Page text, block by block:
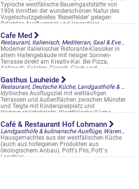
Typische westfälische Bauerngaststätte von
1906 inmitten der wunderschönen Natur des
Vogelschutzgebietes 'Rieselfelder' gelegen.
Beliebtes Ausflugsziel und legendärer ...
Coermühle 100
Cafe Med
Restaurant, Italienisch, Mediterran, Saal & Eventlocation, Biergarten, Straßencafés & Boulevardterrassen
Moderner italienischer Ristorante-Klassiker in
altem Hafengebäude mit riesiger Sonnen-
Terrasse direkt am Kreativ-Kai. Bei Pizza,
Antipasti, Salaten, Fleisch, Fisch und ...
Gasthus Lauheide
Restaurant, Deutsche Küche, Landgasthöfe & kulinarische Ausflüge, Telgte, Saal & Eventlocation, Frühstück/Brunch am WE, Biergarten
Idyllisches Ausflugsziel mit weitläufigen
Terrassen und Außenflächen zwischen Münster
und Telgte mit Kinderspielplatz und
Wohnmobilstellplatz. Westfälische Küche ...
Café & Restaurant Hof Lohmann
Landgasthöfe & kulinarische Ausflüge, Warendorf, Biergarten
Hausgemachtes aus der westfälischen Küche
(auch aus hofeigenen Produkten aus
ökologischem Anbau). Pott's Pils, Pott`s
Landbier